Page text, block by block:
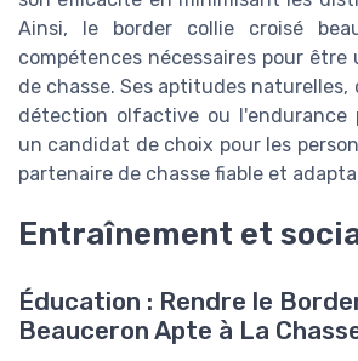
Ainsi, le border collie croisé
compétences nécessaires pour
de chasse. Ses aptitudes naturelles,
détection olfactive ou l'endurance
un candidat de choix pour les
partenaire de chasse fiable et
Entraînement et
Éducation : Rendre le
Beauceron Apte à La